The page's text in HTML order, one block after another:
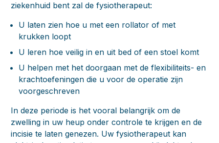
ziekenhuid bent zal de fysiotherapeut:
U laten zien hoe u met een rollator of met
krukken loopt
U leren hoe veilig in en uit bed of een stoel komt
U helpen met het doorgaan met de flexibiliteits- en
krachtoefeningen die u voor de operatie zijn
voorgeschreven
In deze periode is het vooral belangrijk om de
zwelling in uw heup onder controle te krijgen en de
incisie te laten genezen. Uw fysiotherapeut kan